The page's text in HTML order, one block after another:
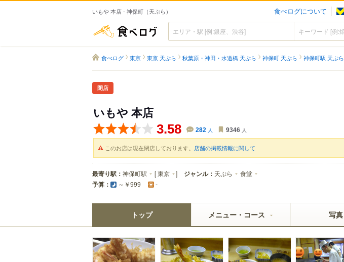
いもや 本店 - 神保町（天ぷら） 食べログについて
食べログ
食べログ 東京 東京 天ぷら 秋葉原・神田・水道橋 天ぷら 神保町 天ぷら 神保町駅 天ぷら
閉店
いもや 本店
3.58 282 人 9346 人
このお店は現在閉店しております。 店舗の掲載情報に関して
最寄り駅： 神保町駅 [東京 ] ジャンル： 天ぷら 食堂
予算： ～￥999 -
トップ メニュー・コース 写真